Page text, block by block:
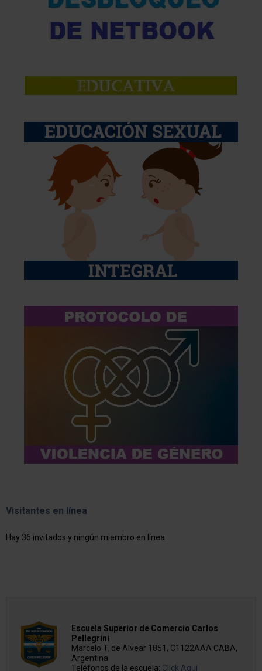
Visitantes en línea
Hay 36 invitados y ningún miembro en línea
Escuela Superior de Comercio Carlos
Pellegrini
Marcelo T. de Alvear 1851, C1122AAA CABA,
Argentina
Teléfonos de la escuela: Click Aqui